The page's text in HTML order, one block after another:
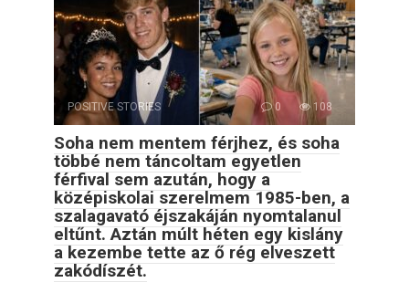
POSITIVE STORIES 0 108
Soha nem mentem férjhez, és soha
többé nem táncoltam egyetlen
férfival sem azután, hogy a
középiskolai szerelmem 1985-ben, a
szalagavató éjszakáján nyomtalanul
eltűnt. Aztán múlt héten egy kislány
a kezembe tette az ő rég elveszett
zakódíszét.